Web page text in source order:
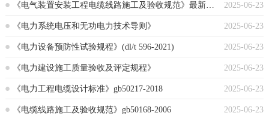
2025-06-23
《电气装置安装工程电缆线路施工及验收规范》最新版本
2025-06-23
《电力系统电压和无功电力技术导则》
2025-06-23
《电力设备预防性试验规程》(dl/t 596-2021)
2025-06-23
《电力建设施工质量验收及评定规程》
2025-06-23
《电力工程电缆设计标准》gb50217-2018
2025-06-23
《电缆线路施工及验收规范》gb50168-2006